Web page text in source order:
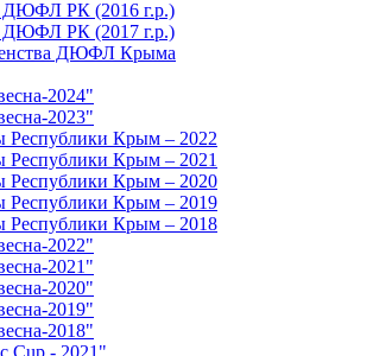
ДЮФЛ РК (2016 г.р.)
ДЮФЛ РК (2017 г.р.)
ДЮФЛ Крыма
2024"
2023"
Республики Крым – 2022
Республики Крым – 2021
Республики Крым – 2020
Республики Крым – 2019
Республики Крым – 2018
2022"
2021"
2020"
2019"
2018"
Cup - 2021"